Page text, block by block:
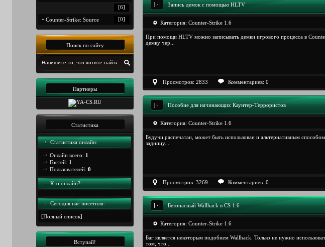
[6]
Counter-Strike: Sourcе [0]
Поиск по сайту
Партнеры
Статистика
Статистика онлайн:
Онлайн всего: 1
Гостей: 1
Пользователей: 0
Кто онлайн?
Сегодня наc посетили:
[Полный список]
Вступай!
Запись демок с помощью HLTV
Категория: Counter-Strike 1.6
При помощи HLTV можно записывать демки игрового процесса в
демку чер...
Просмотров: 2833 Комментариев: 0
Пособие для начинающих Каунтер-Террористов
Категория: Counter-Strike 1.6
Будучи распечатан, может быть использован и альтернативным
задницу...
Просмотров: 3269 Комментариев: 0
Безопасный Wallhack в CS 1.6
Категория: Counter-Strike 1.6
Баг является некоторым подобием Wallhack. Только не нужно
том, что...